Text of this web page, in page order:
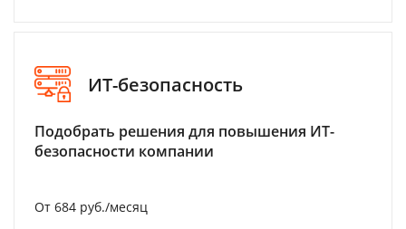
ИТ-безопасность
Подобрать решения для повышения ИТ-
безопасности компании
От 684 руб./месяц